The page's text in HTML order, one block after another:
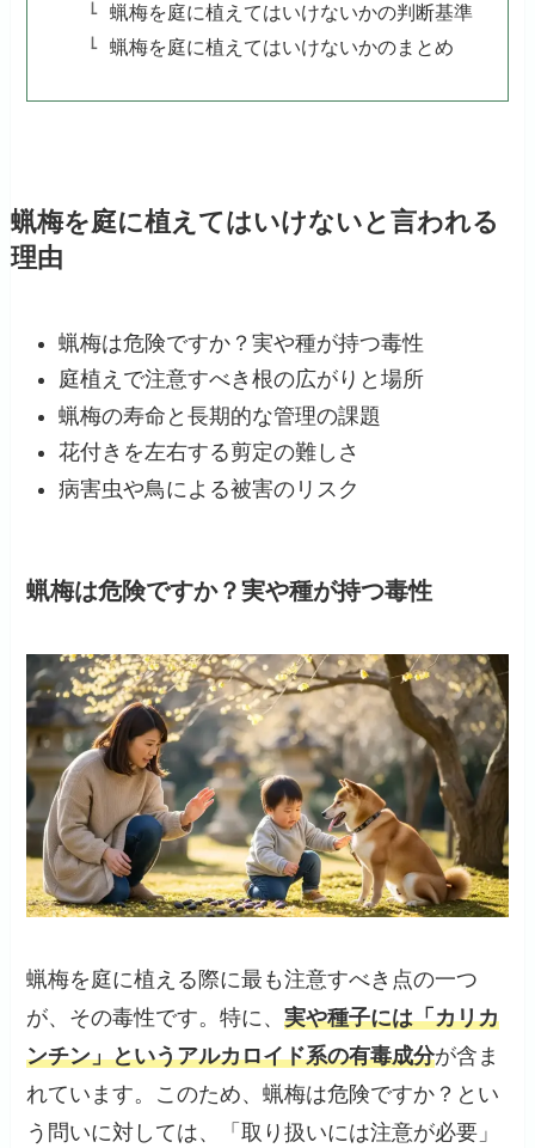
蝋梅を庭に植えてはいけないかの判断基準
蝋梅を庭に植えてはいけないかのまとめ
蝋梅を庭に植えてはいけないと言われる
理由
蝋梅は危険ですか？実や種が持つ毒性
庭植えで注意すべき根の広がりと場所
蝋梅の寿命と長期的な管理の課題
花付きを左右する剪定の難しさ
病害虫や鳥による被害のリスク
蝋梅は危険ですか？実や種が持つ毒性
蝋梅を庭に植える際に最も注意すべき点の一つ
が、その毒性です。特に、実や種子には「カリカ
ンチン」というアルカロイド系の有毒成分が含ま
れています。このため、蝋梅は危険ですか？とい
う問いに対しては、「取り扱いには注意が必要」